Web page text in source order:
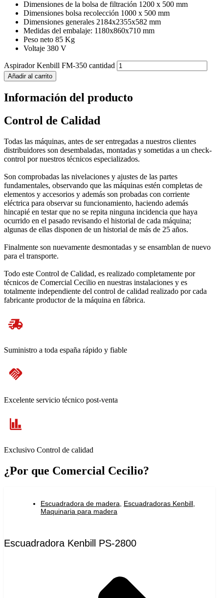
Dimensiones de la bolsa de filtración 1200 x 500 mm
Dimensiones bolsa recolección 1000 x 500 mm
Dimensiones generales 2184x2355x582 mm
Medidas del embalaje: 1180x860x710 mm
Peso neto 85 Kg
Voltaje 380 V
Aspirador Kenbill FM-350 cantidad
Añadir al carrito
Información del producto
Control de Calidad
Todas las máquinas, antes de ser entregadas a nuestros clientes
distribuidores son desembaladas, montadas y sometidas a un check-
control por nuestros técnicos especializados.
Son comprobadas las nivelaciones y ajustes de las partes
fundamentales, observando que las máquinas estén completas de
elementos y accesorios y además son probadas con corriente
eléctrica para observar su funcionamiento, haciendo además
hincapié en testar que no se repita ninguna incidencia que haya
ocurrido en el pasado revisando el historial de cada máquina;
algunas de ellas disponen de un historial de más de 25 años.
Finalmente son nuevamente desmontadas y se ensamblan de nuevo
para el transporte.
Todo este Control de Calidad, es realizado completamente por
técnicos de Comercial Cecilio en nuestras instalaciones y es
totalmente independiente del control de calidad realizado por cada
fabricante productor de la máquina en fábrica.
Suministro a toda españa rápido y fiable
Excelente servicio técnico post-venta
Exclusivo Control de calidad
¿Por que Comercial Cecilio?
Escuadradora de madera, Escuadradoras Kenbill,
Maquinaria para madera
Escuadradora Kenbill PS-2800